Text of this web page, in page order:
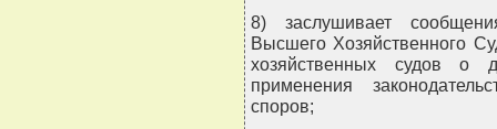
8) заслушивает
Высшего Хозяйственного
хозяйственных судов о
применения
споров;